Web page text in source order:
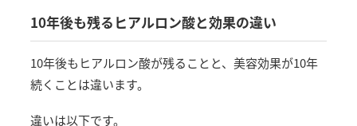
10年後も残るヒアルロン酸と効果の違い
10年後もヒアルロン酸が残ることと、美容効果が10年
続くことは違います。
違いは以下です。